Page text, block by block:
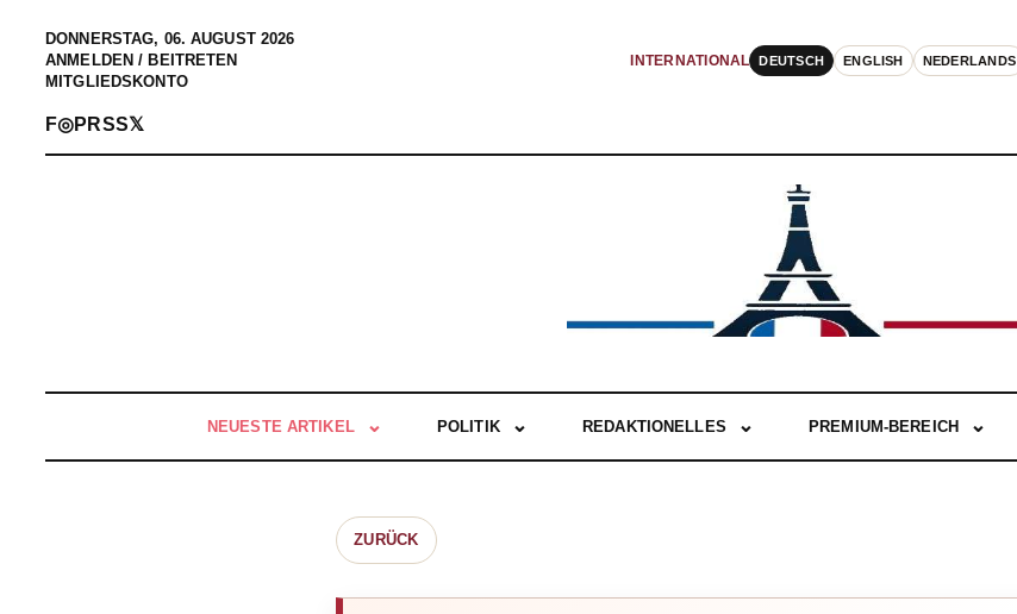
DONNERSTAG, 06. AUGUST 2026
ANMELDEN / BEITRETEN
MITGLIEDSKONTO
INTERNATIONAL DEUTSCH ENGLISH NEDERLANDS
F◎PRSS𝕏
NEUESTE ARTIKEL POLITIK REDAKTIONELLES PREMIUM-BEREICH
ZURÜCK